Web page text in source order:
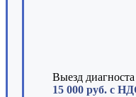
Выезд
15 000 руб. с